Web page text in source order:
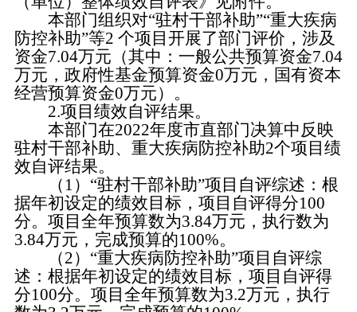
本部门组织对“驻村干部补助”“重大疾病
防控补助”等2 个项目开展了部门评价，涉及
资金7.04万元（其中：一般公共预算资金7.04
万元，政府性基金预算资金0万元，国有资本
经营预算资金0万元）。
2.项目绩效自评结果。
本部门在2022年度市直部门决算中反映
驻村干部补助、重大疾病防控补助2个项目绩
效自评结果。
（1）“驻村干部补助”项目自评综述：根
据年初设定的绩效目标，项目自评得分100
分。项目全年预算数为3.84万元，执行数为
3.84万元，完成预算的100%。
（2）“重大疾病防控补助”项目自评综
述：根据年初设定的绩效目标，项目自评得
分100分。项目全年预算数为3.2万元，执行